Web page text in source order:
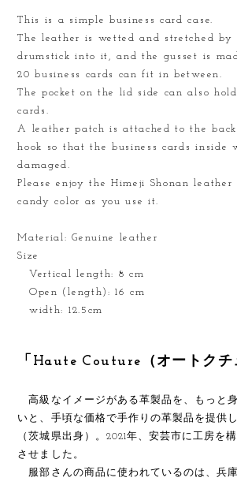
This is a simple business card case.
The leather is wetted and stretched by
drumstick into it, and the gusset is
20 business cards can fit in between.
The pocket on the lid side can also
cards.
A leather patch is attached to the
hook so that the business cards inside
damaged.
Please enjoy the Himeji Shonan
candy color as you use it.
Material: Genuine leather
Size
Vertical length: 8 cm
Open (length): 16 cm
width: 12.5cm
「Haute Couture（オートクチ
高級なイメージがある革製品を、もっと
いと、手頃な価格で手作りの革製品を提供
（茨城県出身）。2021年、安芸市に工房を
させました。
服部さんの商品に使われているのは、兵